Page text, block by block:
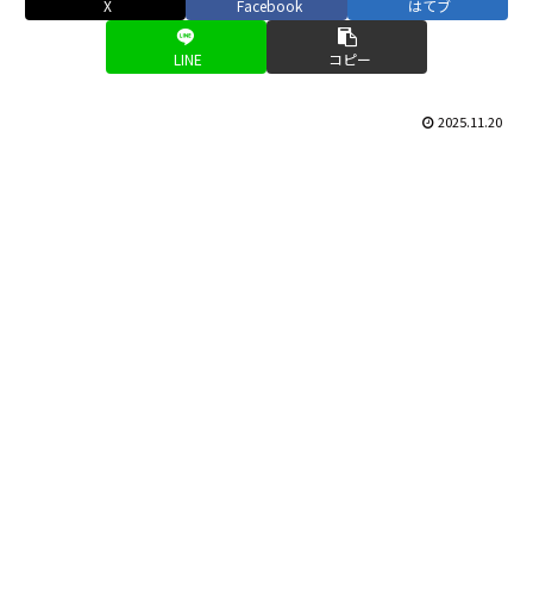
X Facebook はてブ
LINE コピー
2025.11.20